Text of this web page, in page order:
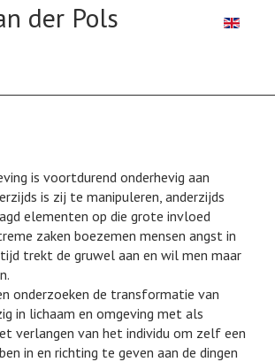
Selecteer
is voortdurend onderhevig aan
is zij te manipuleren, anderzijds
elementen op die grote invloed
zaken boezemen mensen angst in
trekt de gruwel aan en wil men maar
onderzoeken de transformatie van
in lichaam en omgeving met als
verlangen van het individu om zelf een
in en richting te geven aan de dingen